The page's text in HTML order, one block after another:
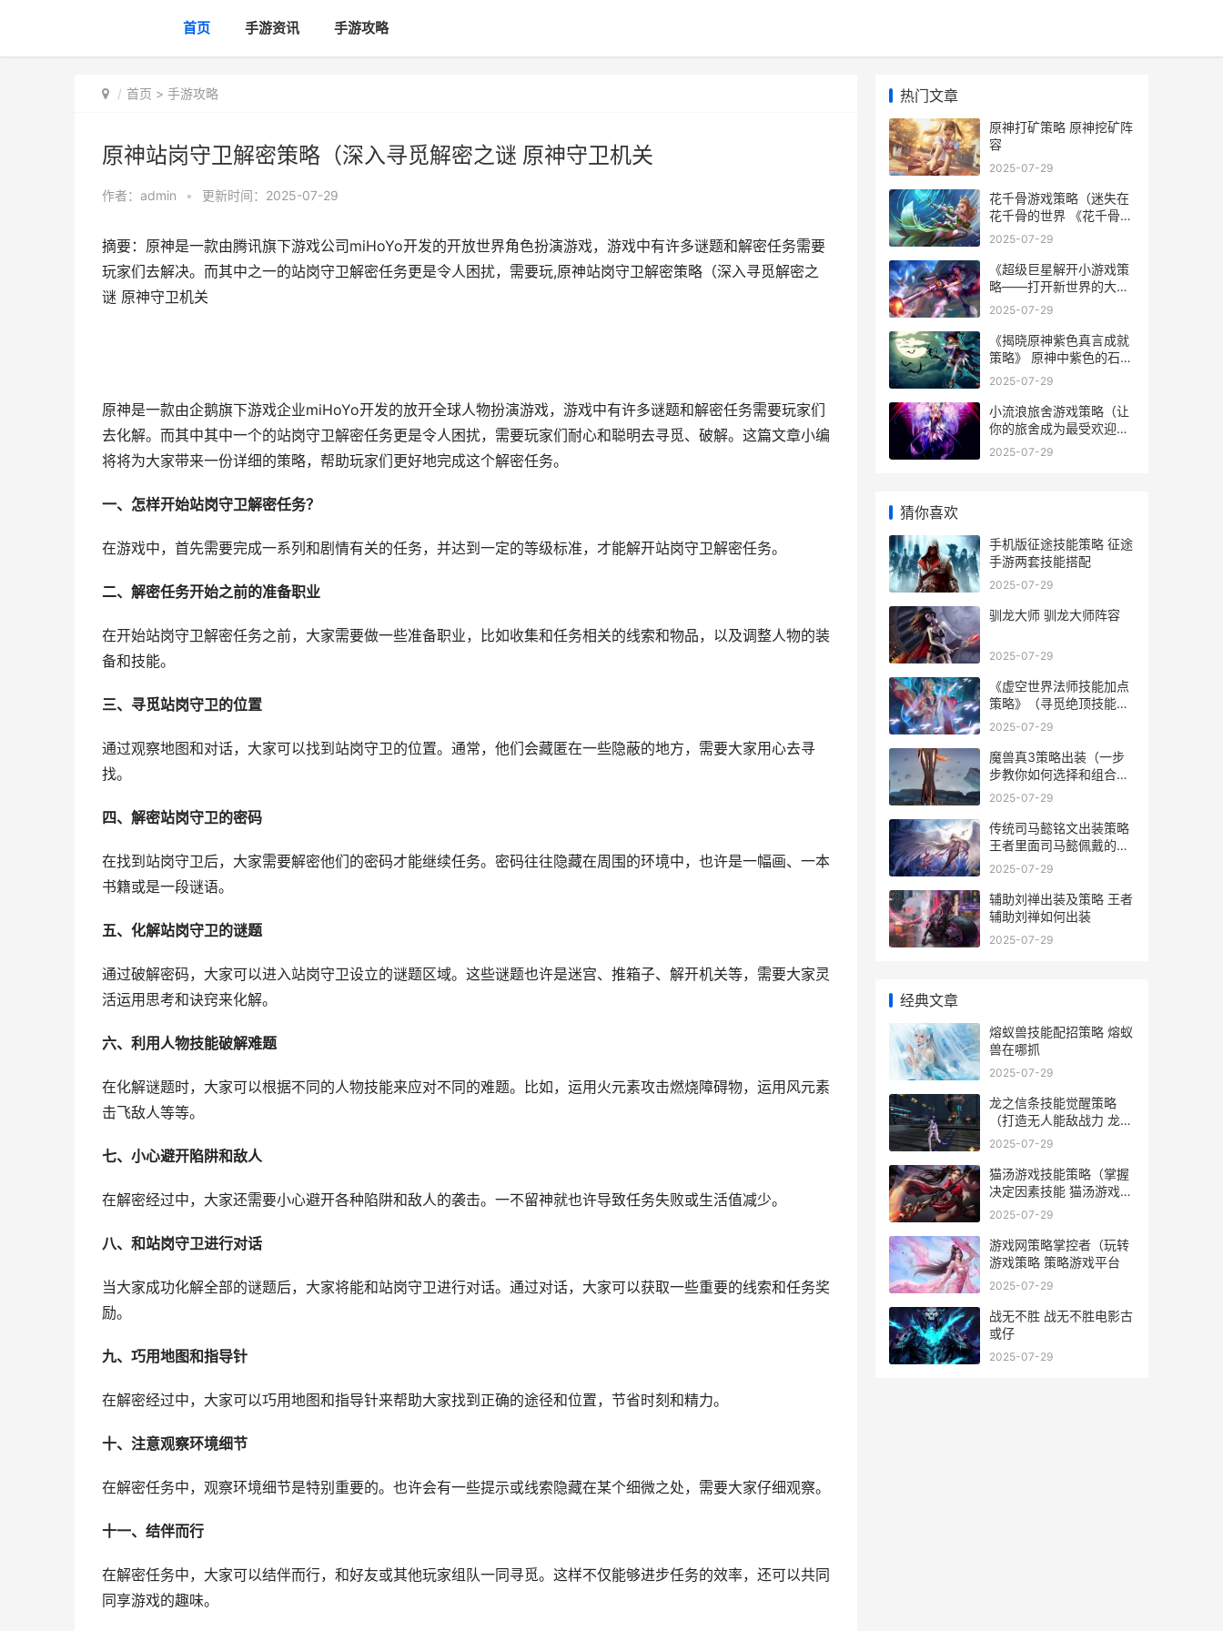
首页 手游资讯 手游攻略
首页 > 手游攻略
原神站岗守卫解密策略（深入寻觅解密之谜 原神守卫机关
作者： admin • 更新时间：2025-07-29
摘要：原神是一款由腾讯旗下游戏公司miHoYo开发的开放世界角色扮演游戏，游戏中有许多谜题和解密任务需要
玩家们去解决。而其中之一的站岗守卫解密任务更是令人困扰，需要玩,原神站岗守卫解密策略（深入寻觅解密之
谜 原神守卫机关
原神是一款由企鹅旗下游戏企业miHoYo开发的放开全球人物扮演游戏，游戏中有许多谜题和解密任务需要玩家们
去化解。而其中其中一个的站岗守卫解密任务更是令人困扰，需要玩家们耐心和聪明去寻觅、破解。这篇文章小编
将将为大家带来一份详细的策略，帮助玩家们更好地完成这个解密任务。
一、怎样开始站岗守卫解密任务？
在游戏中，首先需要完成一系列和剧情有关的任务，并达到一定的等级标准，才能解开站岗守卫解密任务。
二、解密任务开始之前的准备职业
在开始站岗守卫解密任务之前，大家需要做一些准备职业，比如收集和任务相关的线索和物品，以及调整人物的装
备和技能。
三、寻觅站岗守卫的位置
通过观察地图和对话，大家可以找到站岗守卫的位置。通常，他们会藏匿在一些隐蔽的地方，需要大家用心去寻
找。
四、解密站岗守卫的密码
在找到站岗守卫后，大家需要解密他们的密码才能继续任务。密码往往隐藏在周围的环境中，也许是一幅画、一本
书籍或是一段谜语。
五、化解站岗守卫的谜题
通过破解密码，大家可以进入站岗守卫设立的谜题区域。这些谜题也许是迷宫、推箱子、解开机关等，需要大家灵
活运用思考和诀窍来化解。
六、利用人物技能破解难题
在化解谜题时，大家可以根据不同的人物技能来应对不同的难题。比如，运用火元素攻击燃烧障碍物，运用风元素
击飞敌人等等。
七、小心避开陷阱和敌人
在解密经过中，大家还需要小心避开各种陷阱和敌人的袭击。一不留神就也许导致任务失败或生活值减少。
八、和站岗守卫进行对话
当大家成功化解全部的谜题后，大家将能和站岗守卫进行对话。通过对话，大家可以获取一些重要的线索和任务奖
励。
九、巧用地图和指导针
在解密经过中，大家可以巧用地图和指导针来帮助大家找到正确的途径和位置，节省时刻和精力。
十、注意观察环境细节
在解密任务中，观察环境细节是特别重要的。也许会有一些提示或线索隐藏在某个细微之处，需要大家仔细观察。
十一、结伴而行
在解密任务中，大家可以结伴而行，和好友或其他玩家组队一同寻觅。这样不仅能够进步任务的效率，还可以共同
同享游戏的趣味。
热门文章
原神打矿策略 原神挖矿阵
容
2025-07-29
花千骨游戏策略（迷失在
花千骨的世界 《花千骨》
游戏
2025-07-29
《超级巨星解开小游戏策
略——打开新世界的大
门》 超级巨星剧情
2025-07-29
《揭晓原神紫色真言成就
策略》 原神中紫色的石头
是什么
2025-07-29
小流浪旅舍游戏策略（让
你的旅舍成为最受欢迎的
地方 流浪小屋 cabiner
2025-07-29
猜你喜欢
手机版征途技能策略 征途
手游两套技能搭配
2025-07-29
驯龙大师 驯龙大师阵容
2025-07-29
《虚空世界法师技能加点
策略》（寻觅绝顶技能组
合 虚空法师阵容
2025-07-29
魔兽真3策略出装（一步
步教你如何选择和组合装
备 魔兽真三rpg
2025-07-29
传统司马懿铭文出装策略
王者里面司马懿佩戴的铭
文
2025-07-29
辅助刘禅出装及策略 王者
辅助刘禅如何出装
2025-07-29
经典文章
熔蚁兽技能配招策略 熔蚁
兽在哪抓
2025-07-29
龙之信条技能觉醒策略
（打造无人能敌战力 龙之
信条技能通用
2025-07-29
猫汤游戏技能策略（掌握
决定因素技能 猫汤游戏汉
化版
2025-07-29
游戏网策略掌控者（玩转
游戏策略 策略游戏平台
2025-07-29
战无不胜 战无不胜电影古
或仔
2025-07-29